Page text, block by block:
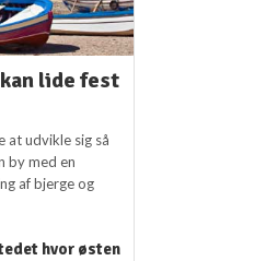
lide fest
at udvikle sig så
by med en
af bjerge og
hvor østen